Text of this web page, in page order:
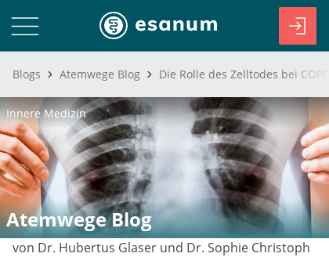
Blogs Atemwege Blog Die Rolle des Zelltodes bei COPD
Innere Medizin
Atemwege Blog
von Dr. Hubertus Glaser und Dr. Sophie Christoph